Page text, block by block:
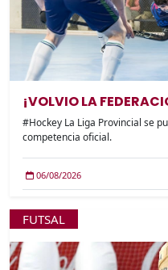
¡VOLVIO LA
#Hockey La Liga Provincial se
competencia oficial.
06/08/2026
FUTSAL